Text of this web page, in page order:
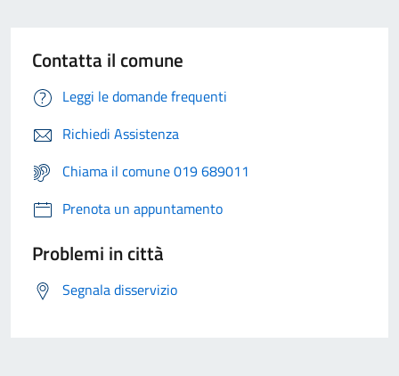
Contatta il comune
Leggi le domande frequenti
Richiedi Assistenza
Chiama il comune 019 689011
Prenota un appuntamento
Problemi in città
Segnala disservizio